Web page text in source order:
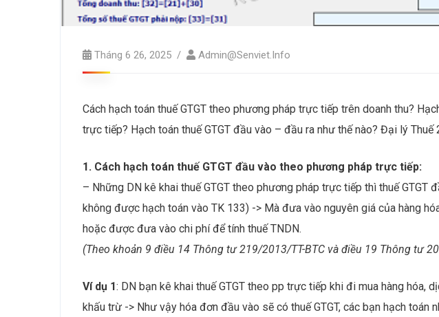
Tháng 6 26, 2025 Admin@senviet.info
Cách hạch toán thuế GTGT theo phương pháp trực tiếp trên doanh thu?
trực tiếp? Hạch toán thuế GTGT đầu vào – đầu ra như thế nào? Đại lý
1. Cách hạch toán thuế GTGT đầu vào theo phương pháp trực tiếp:
– Những DN kê khai thuế GTGT theo phương pháp trực tiếp thì thuế
không được hạch toán vào TK 133) -> Mà đưa vào nguyên giá của hàng
hoặc được đưa vào chi phí để tính thuế TNDN.
(Theo khoản 9 điều 14 Thông tư 219/2013/TT-BTC và điều 19 Thông tư
Ví dụ 1: DN bạn kê khai thuế GTGT theo pp trực tiếp khi đi mua hàng hóa,
khấu trừ -> Như vậy hóa đơn đầu vào sẽ có thuế GTGT, các bạn hạch toán